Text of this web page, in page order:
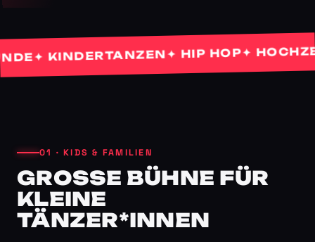
✦ KINDERTANZEN✦ HIP HOP ✦
01 · KIDS & FAMILIEN
GROSSE BÜHNE FÜR K
LEINE T
ÄNZER*INNEN